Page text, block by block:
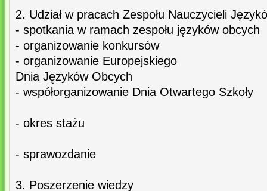
2. Udział w pracach Zespołu Nauczycieli
- spotkania w ramach zespołu języków obcych
- organizowanie konkursów
- organizowanie Europejskiego
Dnia Języków Obcych
- współorganizowanie Dnia Otwartego Szkoły
- okres stażu
- sprawozdanie
3. Poszerzenie wiedzy